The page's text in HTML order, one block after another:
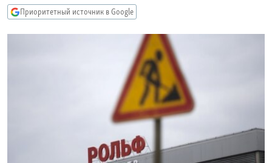
главной
навигации
Вернутся
IDEL.РЕАЛИИ
РАСПИСАНИЕ ВЕЩАНИЯ
Приоритетный источник в Google